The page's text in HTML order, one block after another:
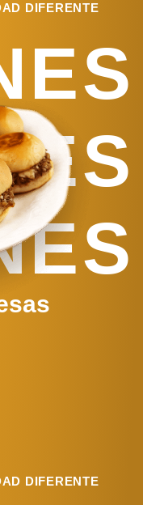
DIFERENTE
DIFERENTE